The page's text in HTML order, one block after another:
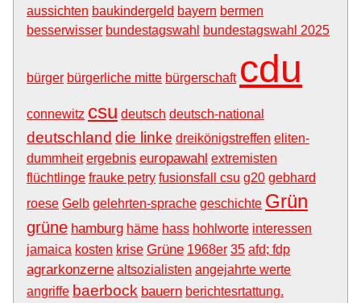
aussichten baukindergeld bayern bermen
besserwisser bundestagswahl bundestagswahl 2025
bürger bürgerliche mitte bürgerschaft cdu
connewitz csu deutsch deutsch-national
deutschland die linke dreikönigstreffen eliten-
dummheit ergebnis europawahl extremisten
flüchtlinge frauke petry fusionsfall csu g20 gebhard
roese Gelb gelehrten-sprache geschichte Grün
grüne hamburg häme hass hohlworte interessen
jamaica kosten krise Grüne 1968er 35 afd; fdp
agrarkonzerne altsozialisten angejahrte werte
angriffe baerbock bauern berichtesrtattung.